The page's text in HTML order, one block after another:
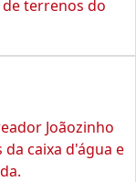
terrenos do
Joãozinho
caixa d'água e